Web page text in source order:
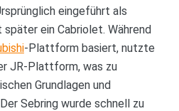
eingeführt als
ein Cabriolet. Während
-Plattform basiert, nutzte
JR-Plattform, was zu
Grundlagen und
Sebring wurde schnell zu